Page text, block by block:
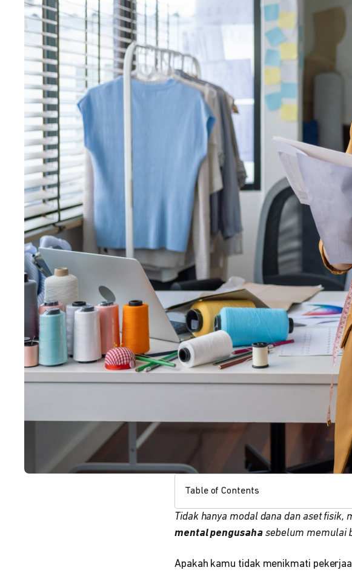
Table of Contents
Tidak hanya modal dana dan aset
mental pengusahasebelum memulai
Apakah kamu tidak menikmati